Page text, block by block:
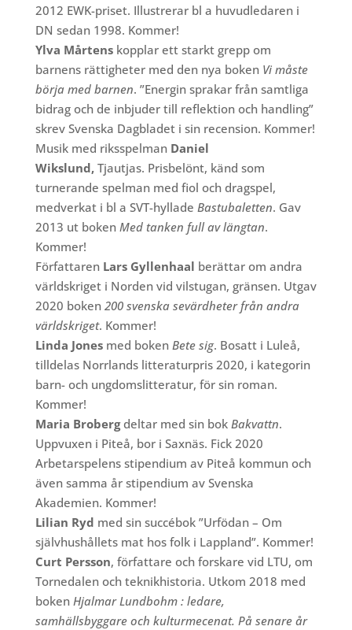
2012 EWK-priset. Illustrerar bl a huvudledaren i
DN sedan 1998. Kommer!
Ylva Mårtenskopplar ett starkt grepp om
barnens rättigheter med den nya boken Vi måste
börja med barnen. ”Energin sprakar från samtliga
bidrag och de inbjuder till reflektion och handling”
skrev Svenska Dagbladet i sin recension. Kommer!
Musik med riksspelman Daniel
Wikslund, Tjautjas. Prisbelönt, känd som
turnerande spelman med fiol och dragspel,
medverkat i bl a SVT-hyllade Bastubaletten. Gav
2013 ut boken Med tanken full av längtan.
Kommer!
Författaren Lars Gyllenhaal berättar om andra
världskriget i Norden vid vilstugan, gränsen. Utgav
2020 boken 200 svenska sevärdheter från andra
världskriget. Kommer!
Linda Jonesmed boken Bete sig. Bosatt i Luleå,
tilldelas Norrlands litteraturpris 2020, i kategorin
barn- och ungdomslitteratur, för sin roman.
Kommer!
Maria Brobergdeltar med sin bok Bakvattn.
Uppvuxen i Piteå, bor i Saxnäs. Fick 2020
Arbetarspelens stipendium av Piteå kommun och
även samma år stipendium av Svenska
Akademien. Kommer!
Lilian Ryd med sin succébok ”Urfödan – Om
självhushållets mat hos folk i Lappland”. Kommer!
Curt Persson, författare och forskare vid LTU, om
Tornedalen och teknikhistoria. Utkom 2018 med
boken Hjalmar Lundbohm : ledare,
samhällsbyggare och kulturmecenat. På senare år